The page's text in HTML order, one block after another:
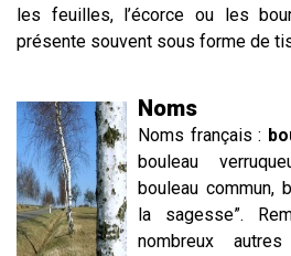
les feuilles, l’écorce ou les
présente souvent sous forme de
Noms
Noms français :
bouleau
bouleau commun,
la sagesse”.
nombreux